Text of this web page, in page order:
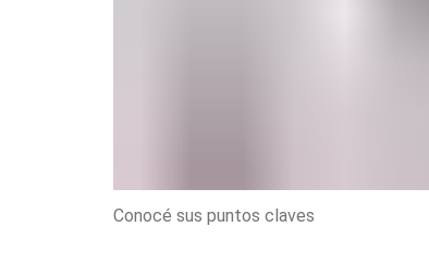
Conocé sus puntos claves